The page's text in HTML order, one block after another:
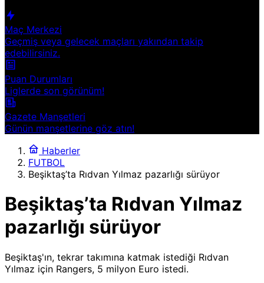
Maç Merkezi
Geçmiş veya gelecek maçları yakından takip
edebilirsiniz.
Puan Durumları
Liglerde son görünüm!
Gazete Manşetleri
Günün manşetlerine göz atın!
Haberler
FUTBOL
Beşiktaş’ta Rıdvan Yılmaz pazarlığı sürüyor
Beşiktaş’ta Rıdvan Yılmaz
pazarlığı sürüyor
Beşiktaş'ın, tekrar takımına katmak istediği Rıdvan
Yılmaz için Rangers, 5 milyon Euro istedi.